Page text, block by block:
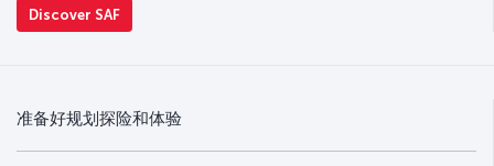
Discover SAF
准备好规划探险和体验